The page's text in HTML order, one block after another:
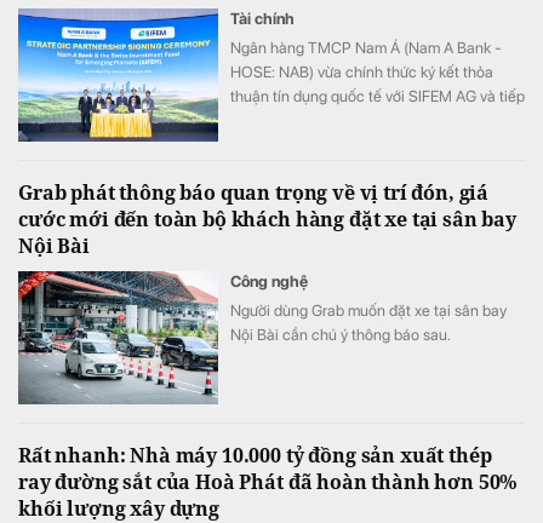
Tài chính
Ngân hàng TMCP Nam Á (Nam A Bank -
HOSE: NAB) vừa chính thức ký kết thỏa
thuận tín dụng quốc tế với SIFEM AG và tiếp
thu hút thành công từ đầu năm đến nay lên
gần 350 triệu USD.
Grab phát thông báo quan trọng về vị trí đón, giá
cước mới đến toàn bộ khách hàng đặt xe tại sân bay
Nội Bài
Công nghệ
Người dùng Grab muốn đặt xe tại sân bay
Nội Bài cần chú ý thông báo sau.
Rất nhanh: Nhà máy 10.000 tỷ đồng sản xuất thép
ray đường sắt của Hoà Phát đã hoàn thành hơn 50%
khối lượng xây dựng